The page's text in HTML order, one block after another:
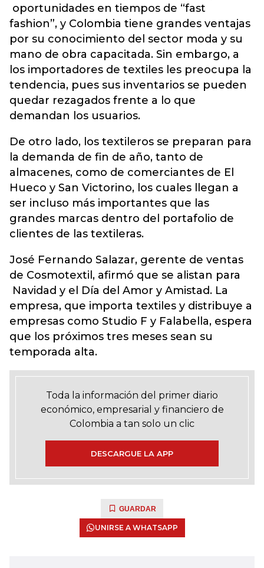
oportunidades en tiempos de “fast
fashion”, y Colombia tiene grandes ventajas
por su conocimiento del sector moda y su
mano de obra capacitada. Sin embargo, a
los importadores de textiles les preocupa la
tendencia, pues sus inventarios se pueden
quedar rezagados frente a lo que
demandan los usuarios.
De otro lado, los textileros se preparan para
la demanda de fin de año, tanto de
almacenes, como de comerciantes de El
Hueco y San Victorino, los cuales llegan a
ser incluso más importantes que las
grandes marcas dentro del portafolio de
clientes de las textileras.
José Fernando Salazar, gerente de ventas
de Cosmotextil, afirmó que se alistan para
Navidad y el Día del Amor y Amistad. La
empresa, que importa textiles y distribuye a
empresas como Studio F y Falabella, espera
que los próximos tres meses sean su
temporada alta.
Toda la información del primer diario
económico, empresarial y financiero de
Colombia a tan solo un clic
DESCARGUE LA APP
GUARDAR
UNIRSE A WHATSAPP